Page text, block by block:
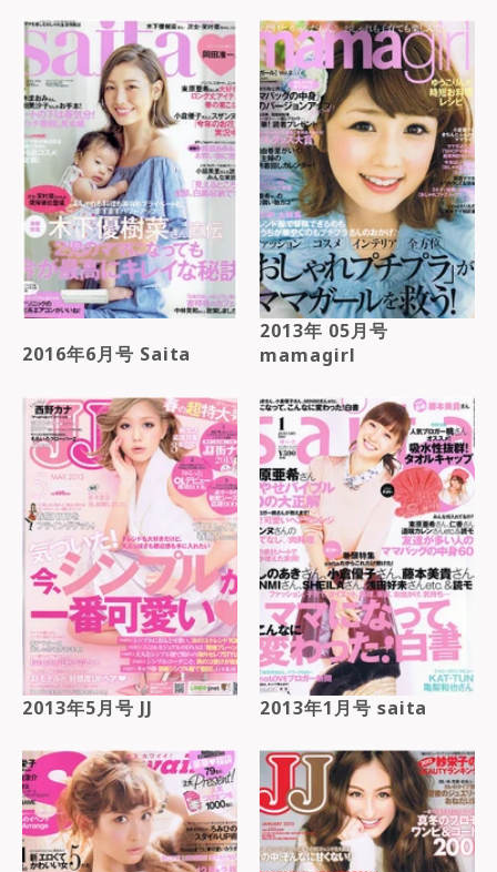
2016年6月号 Saita
2013年 05月号
mamagirl
2013年5月号 JJ 2013年1月号 saita